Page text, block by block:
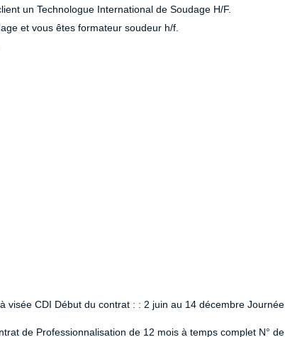
un Technologue International de Soudage H/F.
et vous êtes formateur soudeur h/f.
visée CDI Début du contrat : : 2 juin au 14 décembre Journée
de Professionnalisation de 12 mois à temps complet N° de